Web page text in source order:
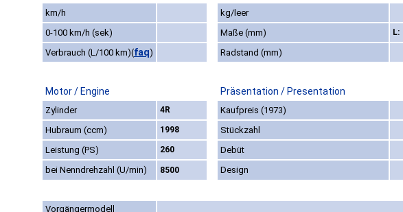
km/h
kg/leer
0-100 km/h (sek)
Maße (mm) L:
Verbrauch (L/100 km)(faq) Radstand (mm)
Motor / Engine Präsentation / Presentation
Zylinder 4R
Kaufpreis (1973)
Hubraum (ccm)
1998
Stückzahl
Leistung (PS)
260
Debüt
bei Nenndrehzahl (U/min)
8500 Design
Vorgängermodell